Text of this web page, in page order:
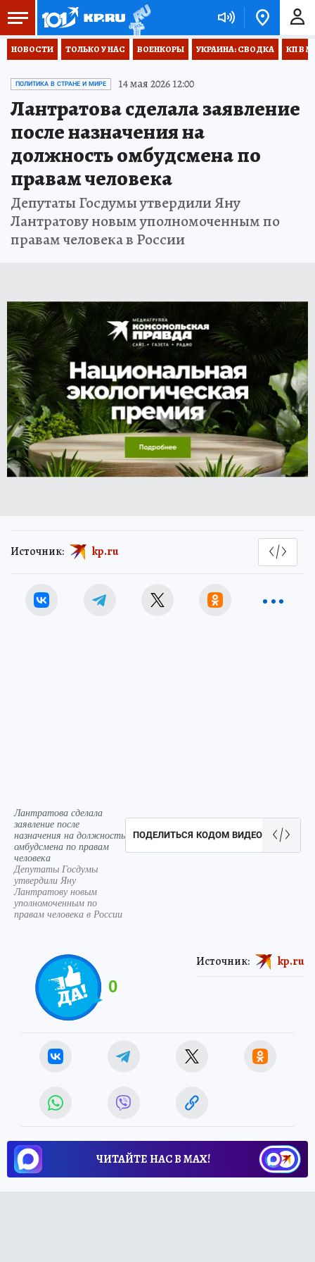
НОВОСТИ ТОЛЬКО У НАС ВОЕНКОРЫ УКРАИНА: СВОДКА КП В
ПОЛИТИКА В СТРАНЕ И МИРЕ 14 мая 2026 12:00
Лантратова сделала заявление
после назначения на
должность омбудсмена по
правам человека
Депутаты Госдумы утвердили Яну
Лантратову новым уполномоченным по
правам человека в России
Источник: kp.ru
Лантратова сделала
заявление после
назначения на должность
омбудсмена по правам
человека
Депутаты Госдумы
утвердили Яну
Лантратову новым
уполномоченным по
правам человека в России
ПОДЕЛИТЬСЯ КОДОМ ВИДЕО
0
Источник: kp.ru
ЧИТАЙТЕ НАС В МАХ!